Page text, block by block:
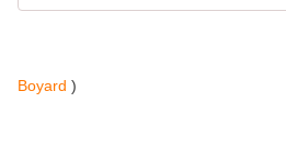
Boyard )